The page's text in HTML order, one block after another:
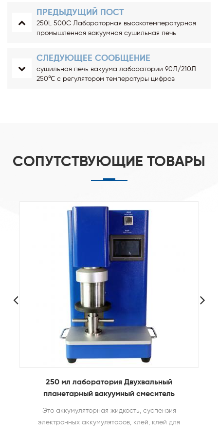
ПРЕДЫДУЩИЙ ПОСТ
250L 500C Лабораторная высокотемпературная
промышленная вакуумная сушильная печь
СЛЕДУЮЩЕЕ СООБЩЕНИЕ
сушильная печь вакуума лаборатории 90Л/210Л
250℃ с регулятором температуры цифров
СОПУТСТВУЮЩИЕ ТОВАРЫ
оборудование для нанесения покрытий на
электроды для литиевых батарей С функция
он широко используется при исследовании
различных пленок для высокотемпературных